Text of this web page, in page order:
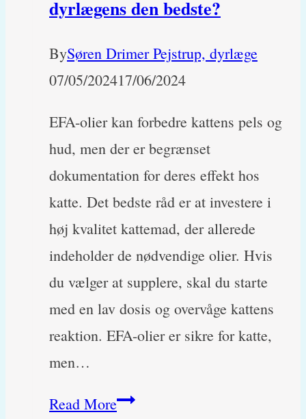
dyrlægens den bedste?
BySøren Drimer Pejstrup, dyrlæge
07/05/202417/06/2024
EFA-olier kan forbedre kattens pels og
hud, men der er begrænset
dokumentation for deres effekt hos
katte. Det bedste råd er at investere i
høj kvalitet kattemad, der allerede
indeholder de nødvendige olier. Hvis
du vælger at supplere, skal du starte
med en lav dosis og overvåge kattens
reaktion. EFA-olier er sikre for katte,
men…
Read MoreMå